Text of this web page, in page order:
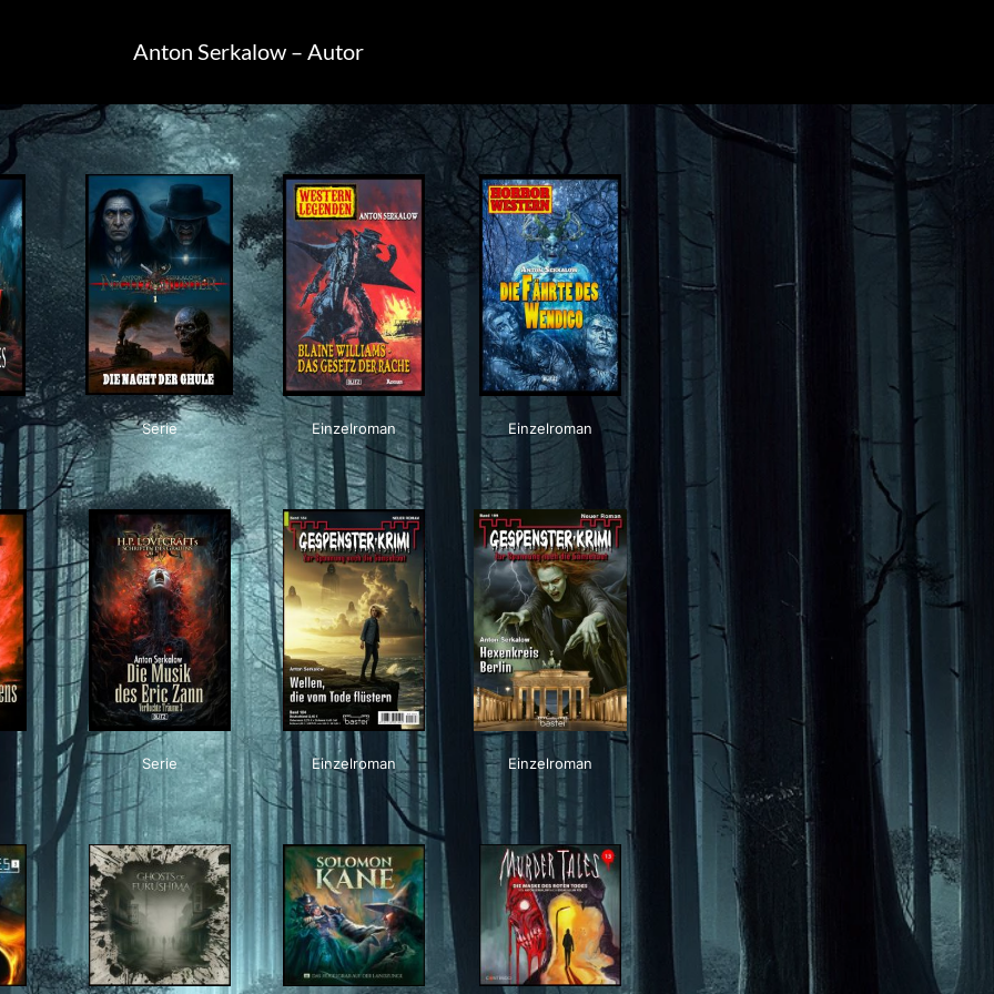
Anton Serkalow – Autor
Serie Einzelroman Einzelroman
Serie Einzelroman Einzelroman